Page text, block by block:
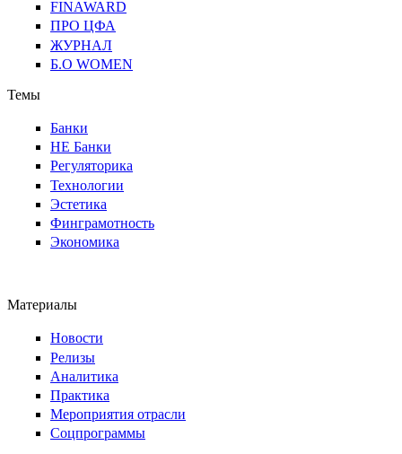
FINAWARD
ПРО ЦФА
ЖУРНАЛ
Б.О WOMEN
Темы
Банки
НЕ Банки
Регуляторика
Технологии
Эстетика
Финграмотность
Экономика
Материалы
Новости
Релизы
Аналитика
Практика
Мероприятия отрасли
Соцпрограммы